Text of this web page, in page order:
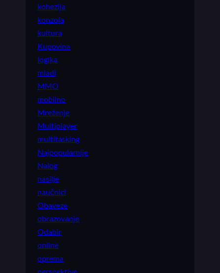
kohezija
konzola
kultura
Kupovina
logika
mladi
MMO
mobilno
Mreženje
Multiplayer
multitasking
Najpopularnije
Nalog
nasilje
naučnici
Obaveze
obrazovanje
Odabir
online
oprema
perspektive